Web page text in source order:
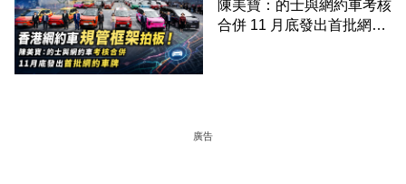
陳美寶：的士與網約車考核
合併 11 月底發出首批網約
廣告